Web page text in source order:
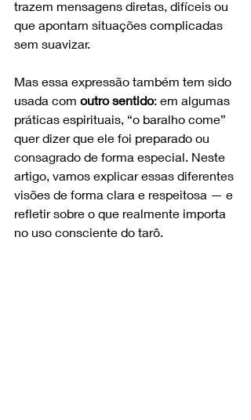
trazem mensagens diretas, difíceis ou
que apontam situações complicadas
sem suavizar.
Mas essa expressão também tem sido
usada com outro sentido: em algumas
práticas espirituais, “o baralho come”
quer dizer que ele foi preparado ou
consagrado de forma especial. Neste
artigo, vamos explicar essas diferentes
visões de forma clara e respeitosa — e
refletir sobre o que realmente importa
no uso consciente do tarô.